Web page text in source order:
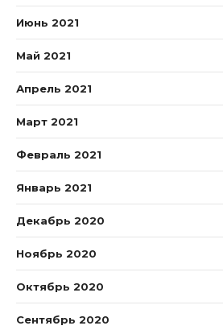
Июнь 2021
Май 2021
Апрель 2021
Март 2021
Февраль 2021
Январь 2021
Декабрь 2020
Ноябрь 2020
Октябрь 2020
Сентябрь 2020